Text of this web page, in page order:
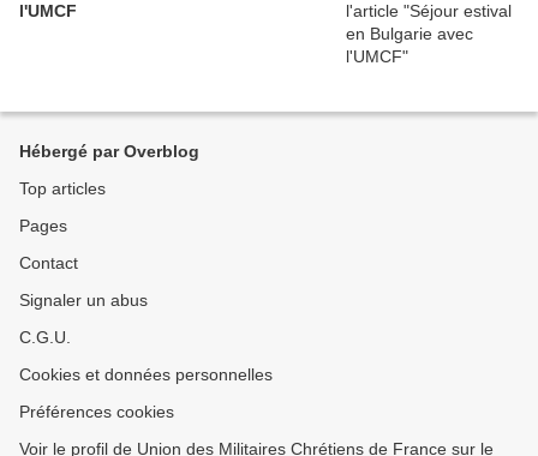
l'UMCF
Hébergé par Overblog
Top articles
Pages
Contact
Signaler un abus
C.G.U.
Cookies et données personnelles
Préférences cookies
Voir le profil de Union des Militaires Chrétiens de France sur le